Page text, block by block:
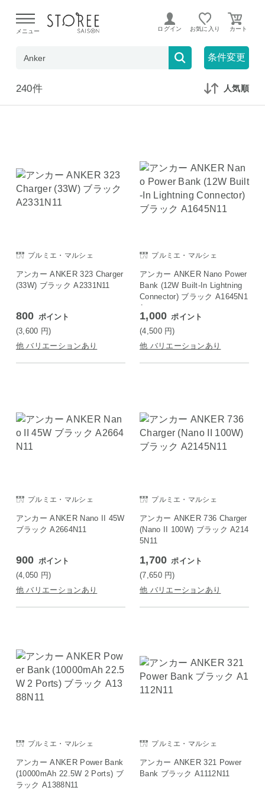
よる配送遅延が発生しております。
メニュー ログイン お気に入り
条件変更
在庫なしも表示 セール対象のみ
240件 人気順
プルミエ・マルシェ
アンカー ANKER 323 Charger
(33W) ブラック A2331N11
800 ポイント
(3,600 円)
他 バリエーションあり
プルミエ・マルシェ
アンカー ANKER Nano Power
Bank (12W Built-In Lightning
Connector) ブラック A1645N1
1
1,000 ポイント
(4,500 円)
他 バリエーションあり
プルミエ・マルシェ
アンカー ANKER Nano II 45W
ブラック A2664N11
900 ポイント
(4,050 円)
他 バリエーションあり
プルミエ・マルシェ
アンカー ANKER 736 Charger
(Nano II 100W) ブラック A214
5N11
1,700 ポイント
(7,650 円)
他 バリエーションあり
プルミエ・マルシェ
アンカー ANKER Power Bank
(10000mAh 22.5W 2 Ports) ブ
ラック A1388N11
プルミエ・マルシェ
アンカー ANKER 321 Power
Bank ブラック A1112N11